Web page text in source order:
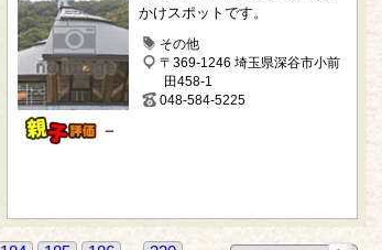
－
かけスポットです。
その他
〒369-1246 埼玉県深谷市小前
田458-1
048-584-5225